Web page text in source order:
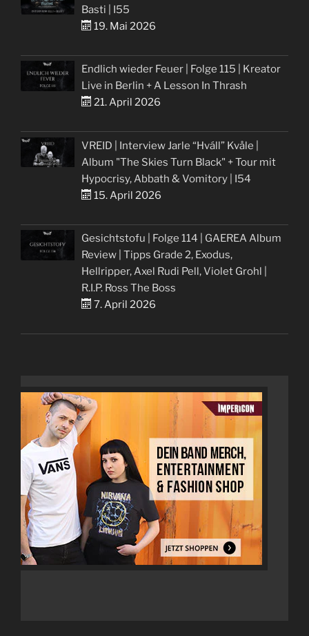
Basti | I55
19. Mai 2026
Endlich wieder Feuer | Folge 115 | Kreator
Live in Berlin + A Lesson In Thrash
21. April 2026
VREID | Interview Jarle “Hváll” Kvåle |
Album "The Skies Turn Black" + Tour mit
Hypocrisy, Abbath & Vomitory | I54
15. April 2026
Gesichtstofu | Folge 114 | GAEREA Album
Review | Tipps Grade 2, Exodus,
Hellripper, Axel Rudi Pell, Violet Grohl |
R.I.P. Ross The Boss
7. April 2026